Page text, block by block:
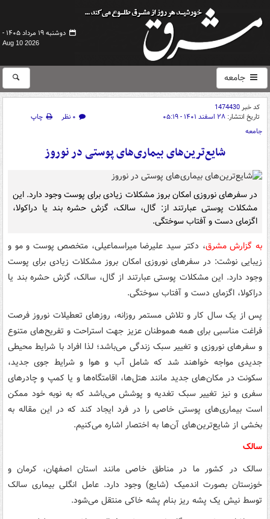
دوشنبه ۱۹ مرداد ۱۴۰۵ -
Aug 10 2026
جامعه
کد خبر1474430
تاریخ انتشار: ۲۸ اسفند ۱۴۰۱ - ۰۵:۱۹ ۰ نظر
چاپ
جامعه
شایع‌ترین‌های بیماری‌های پوستی در نوروز
در سفرهای نوروزی امکان بروز مشکلات زیادی برای پوست وجود دارد. این
مشکلات پوستی عبارتند از: گال، سالک، گزش حشره بند یا دراکولا،
اگزمای دست و آفتاب سوختگی.
به گزارش مشرق، دکتر سید علیرضا میراسماعیلی، متخصص پوست و مو و
زیبایی نوشت: در سفرهای نوروزی امکان بروز مشکلات زیادی برای پوست
وجود دارد. این مشکلات پوستی عبارتند از گال، سالک، گزش حشره بند یا
دراکولا، اگزمای دست و آفتاب سوختگی.
پس از یک سال کار و تلاش مستمر روزانه، روزهای تعطیلات نوروز فرصت
فراغت مناسبی برای همه هموطنان عزیز جهت استراحت و تفریح‌های متنوع
و سفرهای نوروزی و تغییر سبک زندگی می‌باشد؛ لذا افراد با شرایط محیطی
جدیدی مواجه خواهند شد که شامل آب و هوا و شرایط جوی جدید،
سکونت در مکان‌های جدید مانند هتل‌ها، اقامتگاه‌ها و یا کمپ و چادرهای
سفری و نیز تغییر سبک تغدیه و پوشش می‌باشد که به نوبه خود ممکن
است بیماری‌های پوستی خاصی را در فرد ایجاد کند که در این مقاله به
بخشی از شایع‌ترین‌های آن‌ها به اختصار اشاره می‌کنیم.
سالک
سالک در کشور ما در مناطق خاصی مانند استان اصفهان، کرمان و
خوزستان بصورت اندمیک (شایع) وجود دارد. عامل انگلی بیماری سالک
توسط نیش یک پشه ریز بنام پشه خاکی منتقل می‌شود.